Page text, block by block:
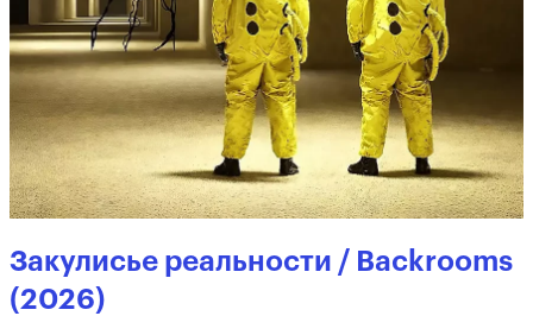
Закулисье реальности / Backrooms
(2026)